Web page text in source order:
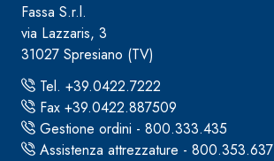
Fassa S.r.l.
via Lazzaris, 3
31027 Spresiano (TV)
Tel. +39.0422.7222
Fax +39.0422.887509
Gestione ordini - 800.333.435
Assistenza attrezzature - 800.353.637